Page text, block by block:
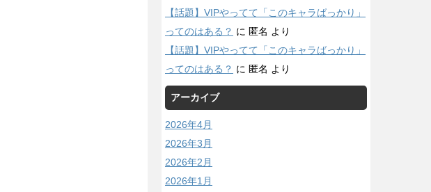
【話題】VIPやってて「このキャラばっかり」
ってのはある？ に 匿名 より
【話題】VIPやってて「このキャラばっかり」
ってのはある？ に 匿名 より
アーカイブ
2026年4月
2026年3月
2026年2月
2026年1月